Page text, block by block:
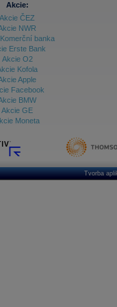
Akcie:
Akcie ČEZ
NWR
banka
Erste Bank
Akcie O2
Kofola
Apple
Facebook
BMW
Akcie GE
Moneta
Tvorba